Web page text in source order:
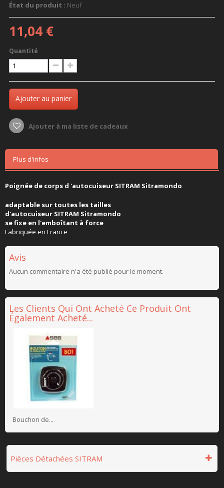
État du produit : Neuf
11,04 €
Quantité
Ajouter au panier
Ajouter à ma liste de cadeaux
Plus d'infos
Poignée de corps d 'autocuiseur SITRAM Sitramondo
adaptable sur toutes les tailles
d'autocuiseur SITRAM Sitramondo
se fixe en l'emboîtant à force
Fabriquée en France
Avis
Aucun commentaire n'a été publié pour le moment.
Les Clients Qui Ont Acheté Ce Produit Ont
Également Acheté...
Bouchon de...
Pièces Détachées SITRAM